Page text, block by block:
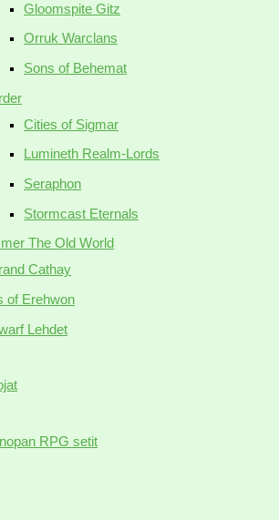
Gloomspite Gitz
Orruk Warclans
Sons of Behemat
Cities of Sigmar
Lumineth Realm-Lords
Seraphon
Stormcast Eternals
The Old World
Cathay
of Erehwon
Lehdet
RPG setit